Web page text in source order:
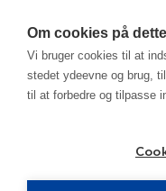
Om cookies på
Vi bruger cookies til at
stedet ydeevne og brug,
til at forbedre og tilpasse